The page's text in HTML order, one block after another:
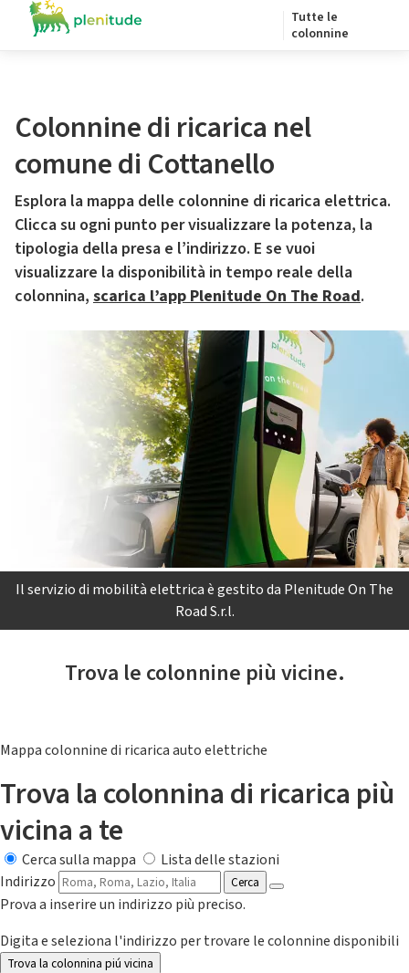
Tutte le
colonnine
Colonnine di ricarica nel
comune di Cottanello
Esplora la mappa delle colonnine di ricarica elettrica.
Clicca su ogni punto per visualizzare la potenza, la
tipologia della presa e l’indirizzo. E se vuoi
visualizzare la disponibilità in tempo reale della
colonnina, scarica l’app Plenitude On The Road.
Il servizio di mobilità elettrica è gestito da Plenitude On The
Road S.r.l.
Trova le colonnine più vicine.
Mappa colonnine di ricarica auto elettriche
Trova la colonnina di ricarica più
vicina a te
Cerca sulla mappa
Lista delle stazioni
Indirizzo
Cerca
Prova a inserire un indirizzo più preciso.
Digita e seleziona l'indirizzo per trovare le colonnine disponibili
Trova la colonnina piú vicina